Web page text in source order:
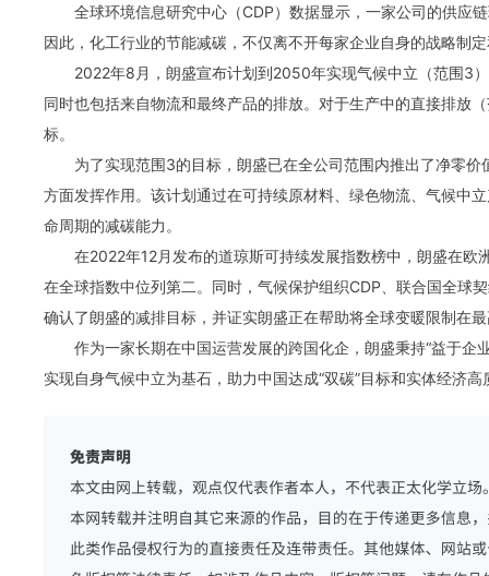
全球环境信息研究中心（CDP）数据显示，一家公司的供应
因此，化工行业的节能减碳，不仅离不开每家企业自身的战略制
2022年8月，朗盛宣布计划到2050年实现气候中立（范围3
同时也包括来自物流和最终产品的排放。对于生产中的直接排放
标。
为了实现范围3的目标，朗盛已在全公司范围内推出了净零
方面发挥作用。该计划通过在可持续原材料、绿色物流、气候中
命周期的减碳能力。
在2022年12月发布的道琼斯可持续发展指数榜中，朗盛在
在全球指数中位列第二。同时，气候保护组织CDP、联合国全球
确认了朗盛的减排目标，并证实朗盛正在帮助将全球变暖限制在
作为一家长期在中国运营发展的跨国化企，朗盛秉持“益于
实现自身气候中立为基石，助力中国达成“双碳”目标和实体经济